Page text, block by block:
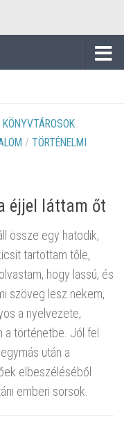
KÖNYVTÁROSOK
/ TÖRTÉNELMI
​éjjel láttam őt
össze egy hatodik,
tartottam tőle,
hogy lassú, és
szöveg lesz nekem,
a nyelvezete,
a történetbe. Jól fel
után a
elbeszéléséből
emberi sorsok.